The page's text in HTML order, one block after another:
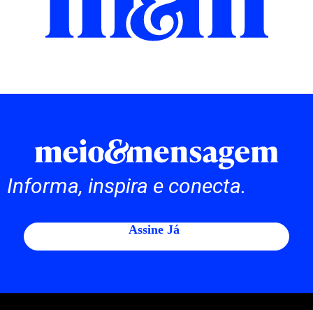
Informa, inspira e conecta.
Assine Já